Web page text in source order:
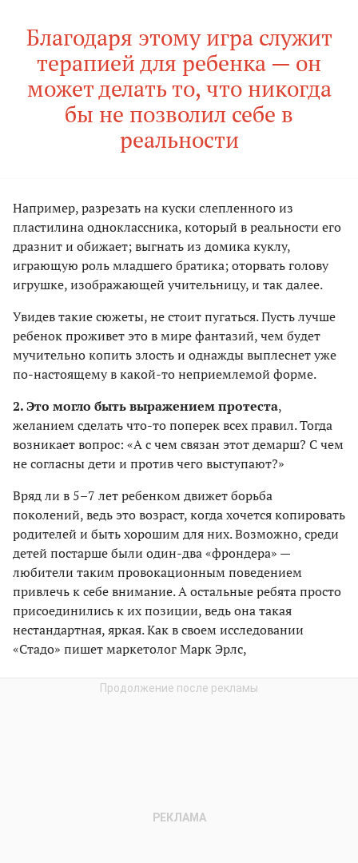
Благодаря этому игра служит
терапией для ребенка — он
может делать то, что никогда
бы не позволил себе в
реальности
Например, разрезать на куски слепленного из
пластилина одноклассника, который в реальности его
дразнит и обижает; выгнать из домика куклу,
играющую роль младшего братика; оторвать голову
игрушке, изображающей учительницу, и так далее.
Увидев такие сюжеты, не стоит пугаться. Пусть лучше
ребенок проживет это в мире фантазий, чем будет
мучительно копить злость и однажды выплеснет уже
по-настоящему в какой-то неприемлемой форме.
2. Это могло быть выражением протеста,
желанием сделать что-то поперек всех правил. Тогда
возникает вопрос: «А с чем связан этот демарш? С чем
не согласны дети и против чего выступают?»
Вряд ли в 5–7 лет ребенком движет борьба
поколений, ведь это возраст, когда хочется копировать
родителей и быть хорошим для них. Возможно, среди
детей постарше были один-два «фрондера» —
любители таким провокационным поведением
привлечь к себе внимание. А остальные ребята просто
присоединились к их позиции, ведь она такая
нестандартная, яркая. Как в своем исследовании
«Стадо» пишет маркетолог Марк Эрлс,